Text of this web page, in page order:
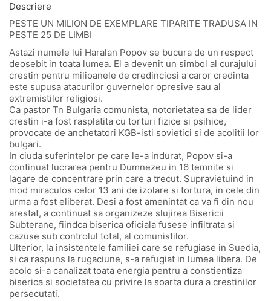
Descriere
PESTE UN MILION DE EXEMPLARE TIPARITE TRADUSA IN
PESTE 25 DE LIMBI
Astazi numele lui Haralan Popov se bucura de un respect
deosebit in toata lumea. El a devenit un simbol al curajului
crestin pentru milioanele de credinciosi a caror credinta
este supusa atacurilor guvernelor opresive sau al
extremistilor religiosi.
Ca pastor Tn Bulgaria comunista, notorietatea sa de lider
crestin i-a fost rasplatita cu torturi fizice si psihice,
provocate de anchetatori KGB-isti sovietici si de acolitii lor
bulgari.
In ciuda suferintelor pe care le-a indurat, Popov si-a
continuat lucrarea pentru Dumnezeu in 16 temnite si
lagare de concentrare prin care a trecut. Supravietuind in
mod miraculos celor 13 ani de izolare si tortura, in cele din
urma a fost eliberat. Desi a fost amenintat ca va fi din nou
arestat, a continuat sa organizeze slujirea Bisericii
Subterane, fiindca biserica oficiala fusese infiltrata si
cazuse sub controlul total, al comunistilor.
Ulterior, la insistentele familiei care se refugiase in Suedia,
si ca raspuns la rugaciune, s-a refugiat in lumea libera. De
acolo si-a canalizat toata energia pentru a constientiza
biserica si societatea cu privire la soarta dura a crestinilor
persecutati.